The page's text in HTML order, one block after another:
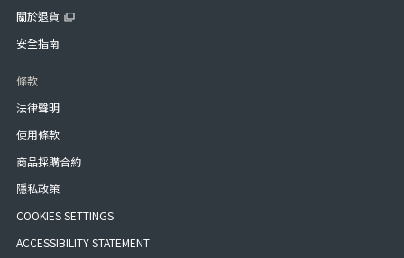
關於退貨
安全指南
條款
法律聲明
使用條款
商品採購合約
隱私政策
COOKIES SETTINGS
ACCESSIBILITY STATEMENT